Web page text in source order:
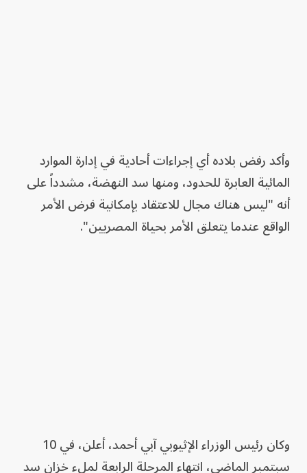
وأكد رفض بلاده أي إجراءات أحادية في إدارة الموارد
المائية العابرة للحدود، ومنها سد النهضة، مشدداً على
أنه "ليس هناك مجال للاعتقاد بإمكانية فرض الأمر
الواقع عندما يتعلق الأمر بحياة المصريين".
وكان رئيس الوزراء الإثيوبي آبي أحمد، أعلن، في 10
سبتمبر الماضي، انتهاء المرحلة الرابعة لملء خزان سد